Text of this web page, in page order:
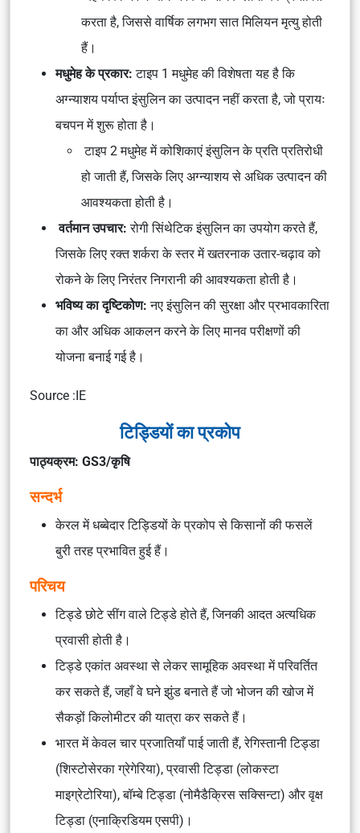
करता है, जिससे वार्षिक लगभग सात मिलियन मृत्यु होती
हैं।
मधुमेह के प्रकार:टाइप 1 मधुमेह की विशेषता यह है कि
अग्न्याशय पर्याप्त इंसुलिन का उत्पादन नहीं करता है, जो प्रायः
बचपन में शुरू होता है।
टाइप 2 मधुमेह में कोशिकाएं इंसुलिन के प्रति प्रतिरोधी
हो जाती हैं, जिसके लिए अग्न्याशय से अधिक उत्पादन की
आवश्यकता होती है।
वर्तमान उपचार:रोगी सिंथेटिक इंसुलिन का उपयोग करते हैं,
जिसके लिए रक्त शर्करा के स्तर में खतरनाक उतार-चढ़ाव को
रोकने के लिए निरंतर निगरानी की आवश्यकता होती है।
भविष्य का दृष्टिकोण:नए इंसुलिन की सुरक्षा और प्रभावकारिता
का और अधिक आकलन करने के लिए मानव परीक्षणों की
योजना बनाई गई है।
Source :IE
टिड्डियों का प्रकोप
पाठ्यक्रम: GS3/कृषि
सन्दर्भ
केरल में धब्बेदार टिड्डियों के प्रकोप से किसानों की फसलें
बुरी तरह प्रभावित हुई हैं।
परिचय
टिड्डे छोटे सींग वाले टिड्डे होते हैं, जिनकी आदत अत्यधिक
प्रवासी होती है।
टिड्डे एकांत अवस्था से लेकर सामूहिक अवस्था में परिवर्तित
कर सकते हैं, जहाँ वे घने झुंड बनाते हैं जो भोजन की खोज में
सैकड़ों किलोमीटर की यात्रा कर सकते हैं।
भारत में केवल चार प्रजातियाँ पाई जाती हैं, रेगिस्तानी टिड्डा
(शिस्टोसेरका ग्रेगेरिया), प्रवासी टिड्डा (लोकस्टा
माइग्रेटोरिया), बॉम्बे टिड्डा (नोमैडैक्रिस सक्सिन्टा) और वृक्ष
टिड्डा (एनाक्रिडियम एसपी)।